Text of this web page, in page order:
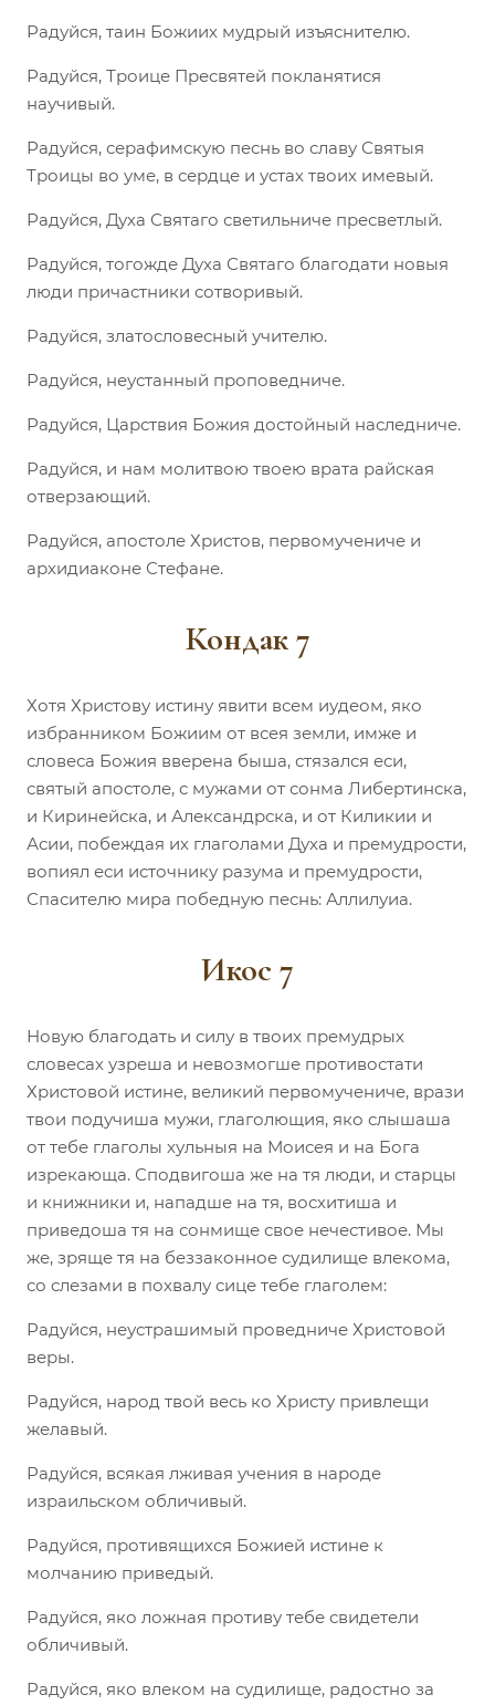
Радуйся, таин Божиих мудрый изъяснителю.
Радуйся, Троице Пресвятей покланятися
научивый.
Радуйся, серафимскую песнь во славу Святыя
Троицы во уме, в сердце и устах твоих имевый.
Радуйся, Духа Святаго светильниче пресветлый.
Радуйся, тогожде Духа Святаго благодати новыя
люди причастники сотворивый.
Радуйся, златословесный учителю.
Радуйся, неустанный проповедниче.
Радуйся, Царствия Божия достойный наследниче.
Радуйся, и нам молитвою твоею врата райская
отверзающий.
Радуйся, апостоле Христов, первомучениче и
архидиаконе Стефане.
Кондак 7
Хотя Христову истину явити всем иудеом, яко
избранником Божиим от всея земли, имже и
словеса Божия вверена быша, стязался еси,
святый апостоле, с мужами от сонма Либертинска,
и Киринейска, и Александрска, и от Киликии и
Асии, побеждая их глаголами Духа и премудрости,
вопиял еси источнику разума и премудрости,
Спасителю мира победную песнь: Аллилуиа.
Икос 7
Новую благодать и силу в твоих премудрых
словесах узреша и невозмогше противостати
Христовой истине, великий первомучениче, врази
твои подучиша мужи, глаголющия, яко слышаша
от тебе глаголы хульныя на Моисея и на Бога
изрекающа. Сподвигоша же на тя люди, и старцы
и книжники и, нападше на тя, восхитиша и
приведоша тя на сонмище свое нечестивое. Мы
же, зряще тя на беззаконное судилище влекома,
со слезами в похвалу сице тебе глаголем:
Радуйся, неустрашимый проведниче Христовой
веры.
Радуйся, народ твой весь ко Христу привлещи
желавый.
Радуйся, всякая лживая учения в народе
израильском обличивый.
Радуйся, противящихся Божией истине к
молчанию приведый.
Радуйся, яко ложная противу тебе свидетели
обличивый.
Радуйся, яко влеком на судилище, радостно за